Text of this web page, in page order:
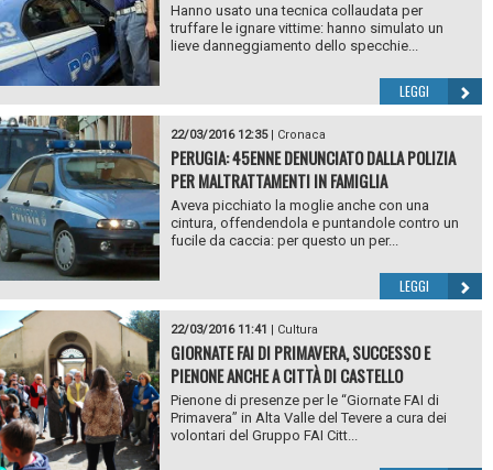
Hanno usato una tecnica collaudata per
truffare le ignare vittime: hanno simulato un
lieve danneggiamento dello specchie...
LEGGI
22/03/2016 12:35| Cronaca
PERUGIA: 45ENNE DENUNCIATO DALLA POLIZIA
PER MALTRATTAMENTI IN FAMIGLIA
Aveva picchiato la moglie anche con una
cintura, offendendola e puntandole contro un
fucile da caccia: per questo un per...
LEGGI
22/03/2016 11:41 Cultura
GIORNATE FAI DI PRIMAVERA, SUCCESSO E
PIENONE ANCHE A CITTÀ DI CASTELLO
Pienone di presenze per le “Giornate FAI di
Primavera” in Alta Valle del Tevere a cura dei
volontari del Gruppo FAI Citt...